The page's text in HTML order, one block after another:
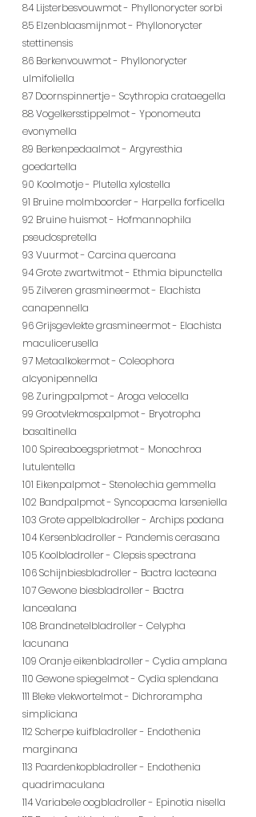
84 Lijsterbesvouwmot - Phyllonorycter sorbi
85 Elzenblaasmijnmot - Phyllonorycter
stettinensis
86 Berkenvouwmot - Phyllonorycter
ulmifoliella
87 Doornspinnertje - Scythropia crataegella
88 Vogelkersstippelmot - Yponomeuta
evonymella
89 Berkenpedaalmot - Argyresthia
goedartella
90 Koolmotje - Plutella xylostella
91 Bruine molmboorder - Harpella forficella
92 Bruine huismot - Hofmannophila
pseudospretella
93 Vuurmot - Carcina quercana
94 Grote zwartwitmot - Ethmia bipunctella
95 Zilveren grasmineermot - Elachista
canapennella
96 Grijsgevlekte grasmineermot - Elachista
maculicerusella
97 Metaalkokermot - Coleophora
alcyonipennella
98 Zuringpalpmot - Aroga velocella
99 Grootvlekmospalpmot - Bryotropha
basaltinella
100 Spireaboegsprietmot - Monochroa
lutulentella
101 Eikenpalpmot - Stenolechia gemmella
102 Bandpalpmot - Syncopacma larseniella
103 Grote appelbladroller - Archips podana
104 Kersenbladroller - Pandemis cerasana
105 Koolbladroller - Clepsis spectrana
106 Schijnbiesbladroller - Bactra lacteana
107 Gewone biesbladroller - Bactra
lancealana
108 Brandnetelbladroller - Celypha
lacunana
109 Oranje eikenbladroller - Cydia amplana
110 Gewone spiegelmot - Cydia splendana
111 Bleke vlekwortelmot - Dichrorampha
simpliciana
112 Scherpe kuifbladroller - Endothenia
marginana
113 Paardenkopbladroller - Endothenia
quadrimaculana
114 Variabele oogbladroller - Epinotia nisella